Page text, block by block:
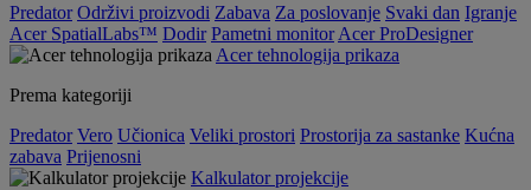
Predator Održivi proizvodi Zabava Za poslovanje Svaki dan Igranje
Acer SpatialLabs™ Dodir Pametni monitor Acer ProDesigner
Acer tehnologija prikaza
Prema kategoriji
Predator Vero Učionica Veliki prostori Prostorija za sastanke Kućna
zabava Prijenosni
Kalkulator projekcije